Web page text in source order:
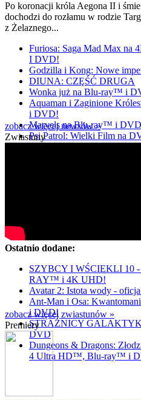
Po koronacji króla Aegona II i
dochodzi do rozłamu w rodzie
z Żelaznego...
Furiosa: Saga Mad Max
I DVD!
Godzilla i Kong: Nowe
DIUNA: CZĘŚĆ DRUGA
Wonka już na Blu-ray™ i
Aquaman i Zaginione
i DVD!
Marvels na Blu-ray™ i
Psi Patrol: Wielki Film na
zobacz więcej newsów »
Zwiastuny
Ostatnio dodane:
SZYBCY I WŚCIEKLI 10
RAY™ i 4K UHD!
Avatar 2: Istota wody -
Ant-Man i Osa:
i DVD!
STRAŻNICY
DVD
Dungeons & Dragons:
4 Ultra HD™, Blu-ray™ i
zobacz więcej zwiastunów »
Premiery